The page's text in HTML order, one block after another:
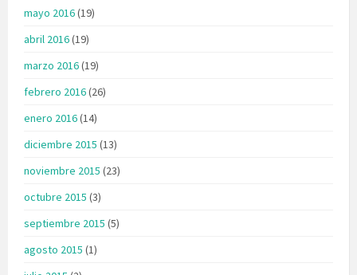
mayo 2016(19)
abril 2016(19)
marzo 2016(19)
febrero 2016(26)
enero 2016(14)
diciembre 2015 (13)
noviembre 2015 (23)
octubre 2015 (3)
septiembre 2015 (5)
agosto 2015 (1)